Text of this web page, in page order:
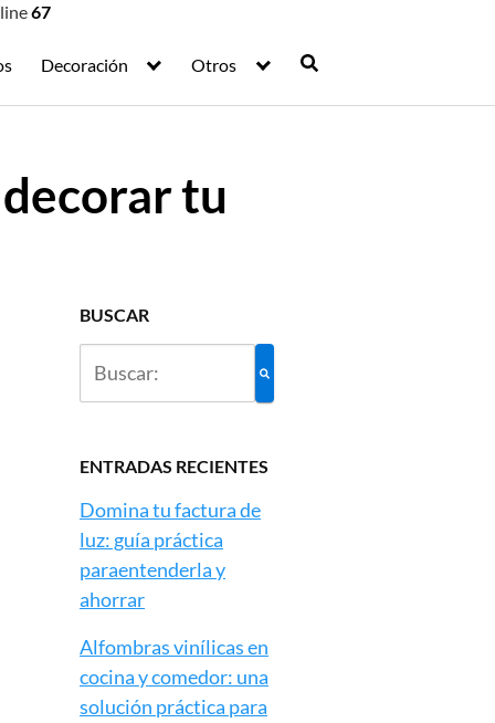
67
Decoración Otros
tu
BUSCAR
ENTRADAS RECIENTES
Domina tu factura de
luz: guía práctica
paraentenderla y
ahorrar
Alfombras vinílicas en
cocina y comedor: una
solución práctica para